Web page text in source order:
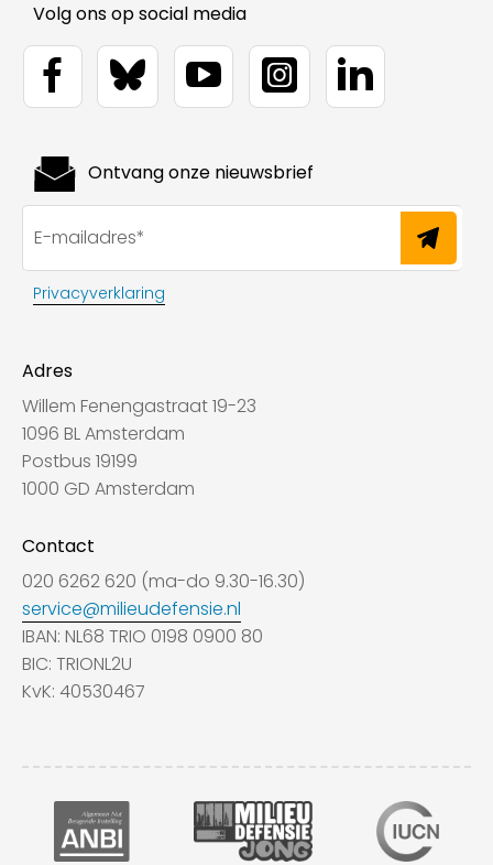
Volg ons op social media
Adres
Willem Fenengastraat 19-23
1096 BL Amsterdam
Postbus 19199
1000 GD Amsterdam
Contact
020 6262 620 (ma-do 9.30-16.30)
service@milieudefensie.nl
IBAN: NL68 TRIO 0198 0900 80
BIC: TRIONL2U
KvK: 40530467
Ontvang onze nieuwsbrief
Privacyverklaring